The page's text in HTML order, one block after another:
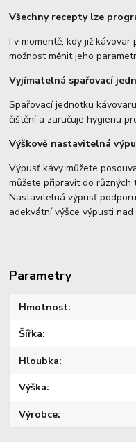
Všechny recepty lze
I v momentě, kdy již
možnost měnit jeho
Vyjímatelná spařovací
Spařovací jednotku
čištění a zaručuje hygienu
Výškově nastavitelná
Výpusť kávy můžete
můžete připravit do různých
Nastavitelná výpusť
adekvátní výšce výpusti nad
Parametry
Hmotnost
Šířka
Hloubka
Výška
Výrobce